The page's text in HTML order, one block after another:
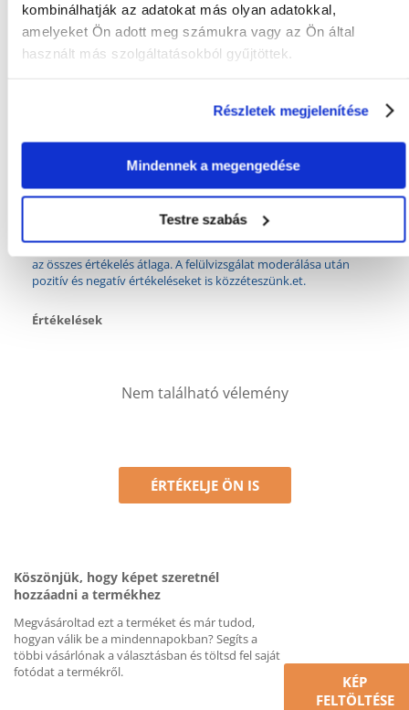
kombinálhatják az adatokat más olyan adatokkal,
amelyeket Ön adott meg számukra vagy az Ön által
használt más szolgáltatásokból gyűjtöttek.
Részletek megjelenítése
Mindennek a megengedése
Testre szabás
FEHÉRJE (%): 27
FEHÉRJE TÍPUSA:
0.8
Mi a termék értékelési szabályzat?
Csak regisztrált FERA.HU vásárlók írhatnak véleményt, akik
megvásárolták ezt a terméket. A csillagok által adott értékelés
az összes értékelés átlaga. A felülvizsgálat moderálása után
pozitív és negatív értékeléseket is közzéteszünk.et.
Értékelések
Nem található vélemény
ÉRTÉKELJE ÖN IS
Köszönjük, hogy képet szeretnél
hozzáadni a termékhez
Megvásároltad ezt a terméket és már tudod,
hogyan válik be a mindennapokban? Segíts a
többi vásárlónak a választásban és töltsd fel saját
fotódat a termékről.
KÉP
FELTÖLTÉSE